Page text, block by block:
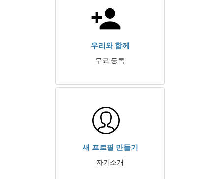
우리와 함께
무료 등록
새 프로필 만들기
자기소개